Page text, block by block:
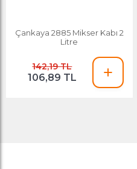
Çankaya 2885 Mikser Kabı 2
Litre
142,19 TL
106,89 TL